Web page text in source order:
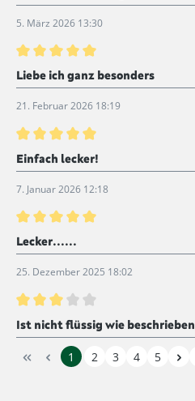
5. März 2026 13:30
Bewertung mit 5 von 5 Sternen
Liebe ich ganz besonders
21. Februar 2026 18:19
Bewertung mit 5 von 5 Sternen
Einfach lecker!
7. Januar 2026 12:18
Bewertung mit 5 von 5 Sternen
Lecker......
25. Dezember 2025 18:02
Bewertung mit 3 von 5 Sternen
Ist nicht flüssig wie beschrieben
1 2 3 4 5